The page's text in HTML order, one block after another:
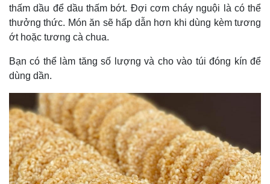
Pháp luật
Vụ án
Tin nóng
Tư vấn luật
Quân sự - Quốc phòng
Vũ khí
Việt Nam
Phân tích
thấm dầu để dầu thấm bớt. Đợi cơm cháy nguội là có thể
thưởng thức. Món ăn sẽ hấp dẫn hơn khi dùng kèm tương
ớt hoặc tương cà chua.
Bạn có thể làm tăng số lượng và cho vào túi đóng kín để
dùng dần.